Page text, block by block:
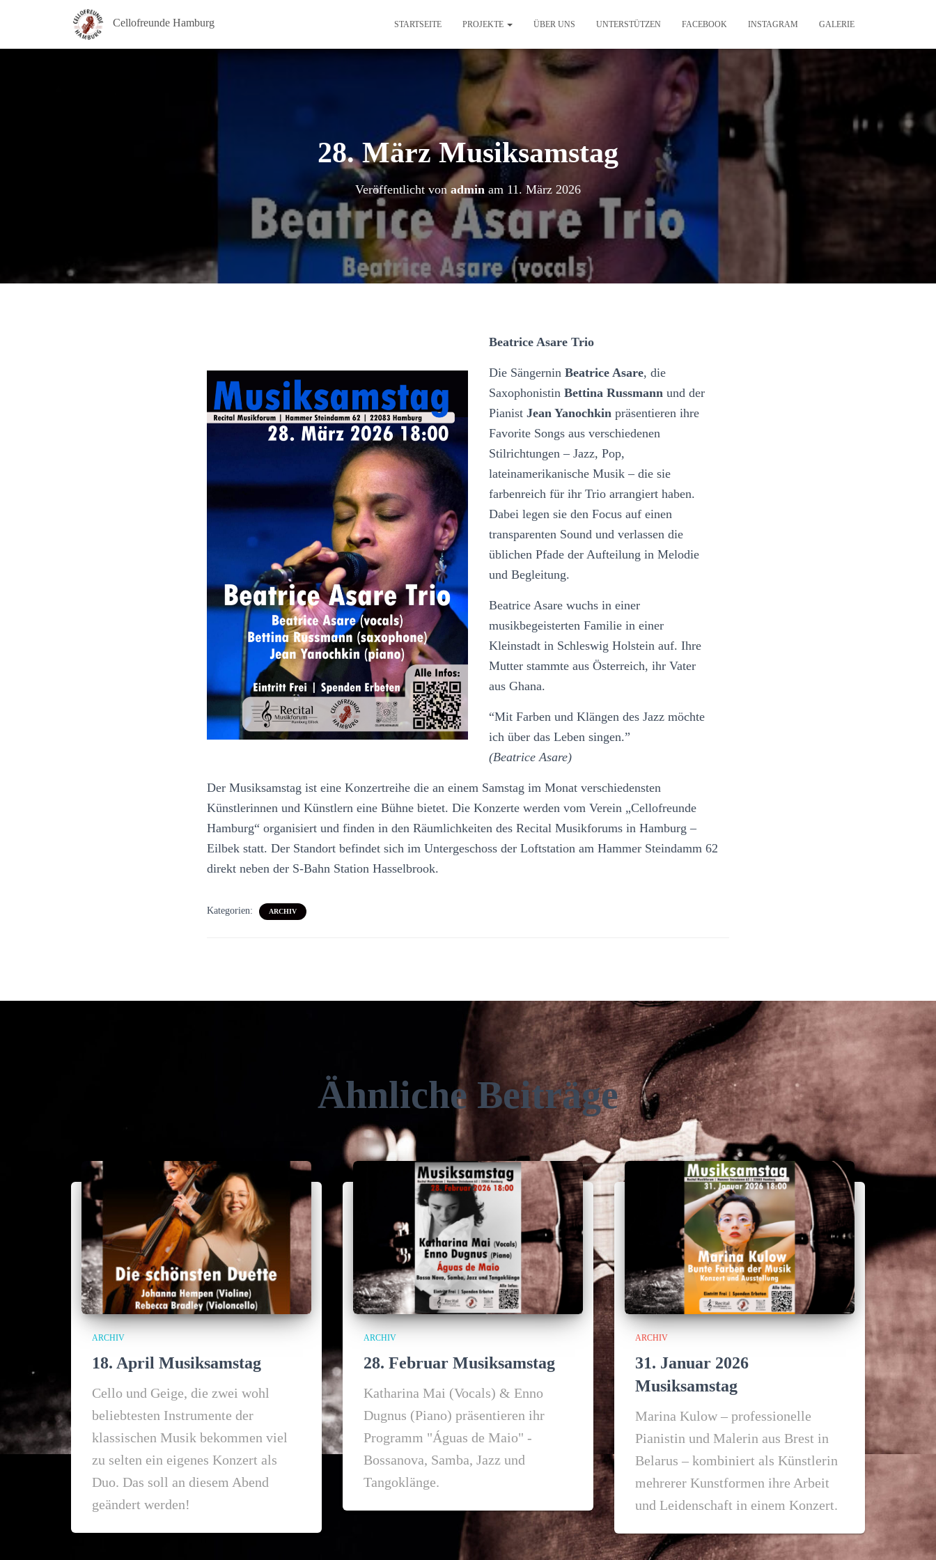
Cellofreunde Hamburg STARTSEITE PROJEKTE ÜBER UNS UNTERSTÜTZEN FACEBOOK INSTAGRAM GALERIE
28. März Musiksamstag
Veröffentlicht von admin am 11. März 2026
Beatrice Asare Trio
Die Sängernin Beatrice Asare, die
Saxophonistin Bettina Russmann und der
Pianist Jean Yanochkin präsentieren ihre
Favorite Songs aus verschiedenen
Stilrichtungen – Jazz, Pop,
lateinamerikanische Musik – die sie
farbenreich für ihr Trio arrangiert haben.
Dabei legen sie den Focus auf einen
transparenten Sound und verlassen die
üblichen Pfade der Aufteilung in Melodie
und Begleitung.
Beatrice Asare wuchs in einer
musikbegeisterten Familie in einer
Kleinstadt in Schleswig Holstein auf. Ihre
Mutter stammte aus Österreich, ihr Vater
aus Ghana.
“Mit Farben und Klängen des Jazz möchte
ich über das Leben singen.”
(Beatrice Asare)
Der Musiksamstag ist eine Konzertreihe die an einem Samstag im Monat verschiedensten
Künstlerinnen und Künstlern eine Bühne bietet. Die Konzerte werden vom Verein „Cellofreunde
Hamburg“ organisiert und finden in den Räumlichkeiten des Recital Musikforums in Hamburg –
Eilbek statt. Der Standort befindet sich im Untergeschoss der Loftstation am Hammer Steindamm 62
direkt neben der S-Bahn Station Hasselbrook.
Kategorien: ARCHIV
Ähnliche Beiträge
ARCHIV
18. April Musiksamstag
Cello und Geige, die zwei wohl
beliebtesten Instrumente der
klassischen Musik bekommen viel
zu selten ein eigenes Konzert als
Duo. Das soll an diesem Abend
geändert werden!
ARCHIV
28. Februar Musiksamstag
Katharina Mai (Vocals) & Enno
Dugnus (Piano) präsentieren ihr
Programm "Águas de Maio" -
Bossanova, Samba, Jazz und
Tangoklänge.
ARCHIV
31. Januar 2026
Musiksamstag
Marina Kulow – professionelle
Pianistin und Malerin aus Brest in
Belarus – kombiniert als Künstlerin
mehrerer Kunstformen ihre Arbeit
und Leidenschaft in einem Konzert.